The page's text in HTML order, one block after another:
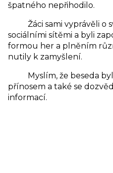
špatného nepřihodilo.
Žáci sami vyprávěli o
sociálními sítěmi a byli
formou her a plněním
nutily k zamyšlení.
Myslím, že beseda
přínosem a také se
informací.
Zapsala